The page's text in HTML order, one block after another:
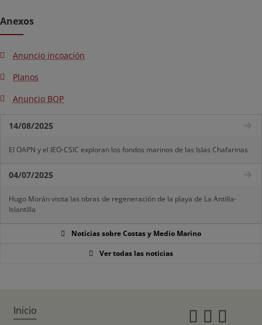
Anexos
Anuncio incoación
Planos
Anuncio BOP
14/08/2025
El OAPN y el IEO-CSIC exploran los fondos marinos de las Islas Chafarinas
04/07/2025
Hugo Morán visita las obras de regeneración de la playa de La Antilla-
Islantilla
Noticias sobre Costas y Medio Marino
Ver todas las noticias
Inicio